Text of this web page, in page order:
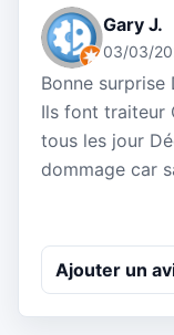
Gary J.
03/03/
Bonne
Ils font traiteur
tous les jour
dommage car
Ajouter un